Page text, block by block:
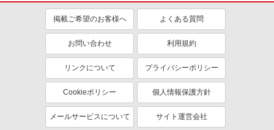
掲載ご希望のお客様へ よくある質問
お問い合わせ 利用規約
リンクについて プライバシーポリシー
Cookieポリシー 個人情報保護方針
メールサービスについて サイト運営会社